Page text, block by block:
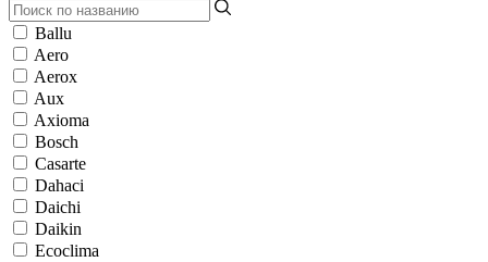
Ballu
Aero
Aerox
Aux
Axioma
Bosch
Casarte
Dahaci
Daichi
Daikin
Ecoclima